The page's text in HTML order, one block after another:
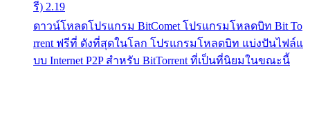
รี) 2.19
ดาวน์โหลดโปรแกรม BitComet โปรแกรมโหลดบิท Bit To
rrent ฟรีที่ ดังที่สุดในโลก โปรแกรมโหลดบิท แบ่งปันไฟล์แ
บบ Internet P2P สำหรับ BitTorrent ที่เป็นที่นิยมในขณะนี้